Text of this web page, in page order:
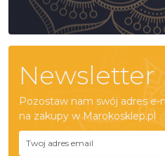
Newsletter
Pozostaw nam swój adres e-
na zakupy w Marokosklep.pl